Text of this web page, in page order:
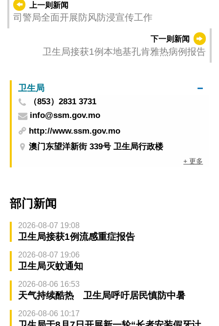
上一则新闻
司警局全面开展防风防浸宣传工作
下一则新闻
卫生局接获1例本地基孔肯雅热病例报告
卫生局
（853）2831 3731
info@ssm.gov.mo
http://www.ssm.gov.mo
澳门东望洋新街 339号 卫生局行政楼
+ 更多
部门新闻
2026-08-07 19:08
卫生局接获1例流感重症报告
2026-08-07 19:06
卫生局灭蚊通知
2026-08-06 16:53
天气持续酷热 卫生局呼吁居民慎防中暑
2026-08-06 10:17